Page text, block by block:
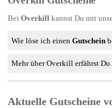
Bei Overkillkannst Du mit
Wie löse ich einenGutschein
Mehr über Overkill erfährst Du
Aktuelle Gutscheine